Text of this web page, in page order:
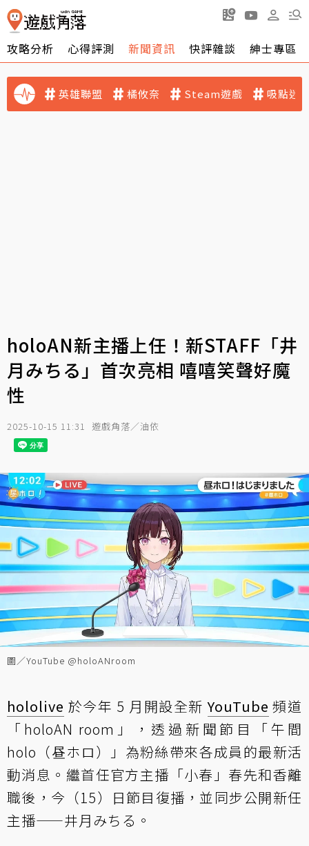
攻略分析 心得評測 新聞資訊 快評雜談 紳士專區
英雄聯盟 橘攸奈 Steam遊戲 吸點迷
holoAN新主播上任！新STAFF「井
月みちる」首次亮相 嘻嘻笑聲好魔
性
2025-10-15 11:31 遊戲角落／油依
圖／YouTube @holoANroom
hololive 於今年 5 月開設全新YouTube 頻道
「holoAN room」，透過新聞節目「午間
holo（昼ホロ）」為粉絲帶來各成員的最新活
動消息。繼首任官方主播「小春」春先和香離
職後，今（15）日節目復播，並同步公開新任
主播——井月みちる。